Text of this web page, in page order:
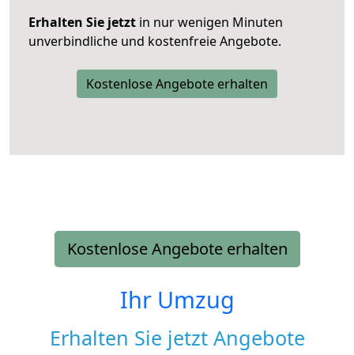
Erhalten Sie jetzt in nur wenigen Minuten
unverbindliche und kostenfreie Angebote.
Kostenlose Angebote erhalten
Kostenlose Angebote erhalten
Ihr Umzug
Erhalten Sie jetzt Angebote